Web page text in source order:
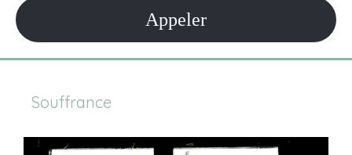
Appeler
Souffrance